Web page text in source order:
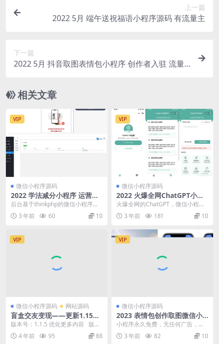
上一篇
2022 5月 端午送祝福语小程序源码 有流量主
下一篇
2022 5月 抖音取图表情包小程序 创作者入驻 流量
相关文章
VIP
微信小程序源码
2022 学法减分小程序 运营级
源码
后台基于thinkphp的微信小程序源
码，某宝1000买的学法减分助手小
程序前端...
3 年前 60 10
VIP
微信小程序源码
2022 火爆全网ChatGPT小程
序页面模板 AI回答你任何问题
火爆全网的ChatGPT，微信小程序
纯页面模板。 介绍 ChatGPT 是 O
p... 3 年前 181 10
VIP
微信小程序源码 网站源码
盲盒交友变现——更新1.15版
本【公众号版】
版本号：1.1.5 优化更多内容 版本
号：1.0.2 – 默认 1...
4 年前 95 88
VIP
微信小程序源码
2023 表情包创作取图微信小
程序源码 附流量主
小程序永久免费，无任何广告，无
任何违规功能！ 小程序具备以下功
能有： 支持创作者...
3 年前 82 10